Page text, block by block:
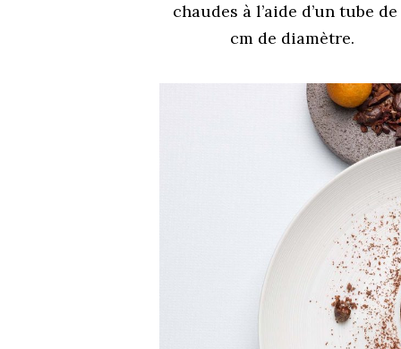
chaudes à l’aide d’un tube
cm de diamètre.